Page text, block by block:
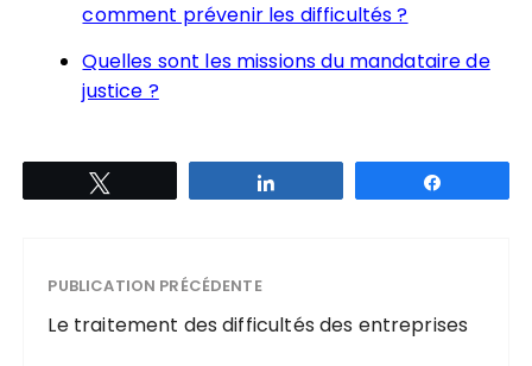
comment prévenir les difficultés ?
Quelles sont les missions du mandataire de
justice ?
PUBLICATION PRÉCÉDENTE
Le traitement des difficultés des entreprises